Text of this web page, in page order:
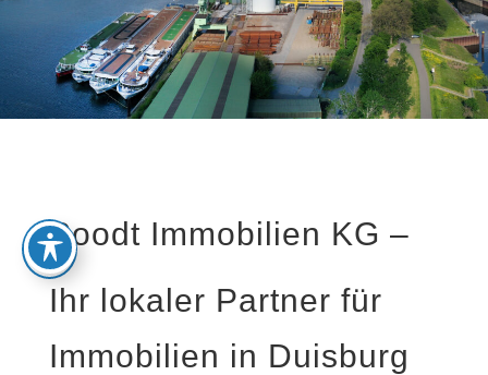
Soodt Immobilien KG –
Ihr lokaler Partner für
Immobilien in Duisburg